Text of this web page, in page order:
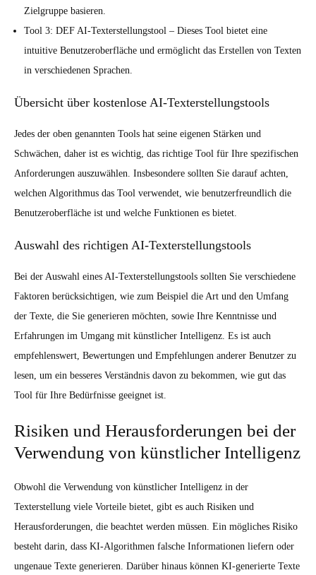
Zielgruppe basieren.
Tool 3: DEF AI-Texterstellungstool – Dieses Tool bietet eine
intuitive Benutzeroberfläche und ermöglicht das Erstellen von Texten
in verschiedenen Sprachen.
Übersicht über kostenlose AI-Texterstellungstools
Jedes der oben genannten Tools hat seine eigenen Stärken und
Schwächen, daher ist es wichtig, das richtige Tool für Ihre spezifischen
Anforderungen auszuwählen. Insbesondere sollten Sie darauf achten,
welchen Algorithmus das Tool verwendet, wie benutzerfreundlich die
Benutzeroberfläche ist und welche Funktionen es bietet.
Auswahl des richtigen AI-Texterstellungstools
Bei der Auswahl eines AI-Texterstellungstools sollten Sie verschiedene
Faktoren berücksichtigen, wie zum Beispiel die Art und den Umfang
der Texte, die Sie generieren möchten, sowie Ihre Kenntnisse und
Erfahrungen im Umgang mit künstlicher Intelligenz. Es ist auch
empfehlenswert, Bewertungen und Empfehlungen anderer Benutzer zu
lesen, um ein besseres Verständnis davon zu bekommen, wie gut das
Tool für Ihre Bedürfnisse geeignet ist.
Risiken und Herausforderungen bei der
Verwendung von künstlicher Intelligenz
Obwohl die Verwendung von künstlicher Intelligenz in der
Texterstellung viele Vorteile bietet, gibt es auch Risiken und
Herausforderungen, die beachtet werden müssen. Ein mögliches Risiko
besteht darin, dass KI-Algorithmen falsche Informationen liefern oder
ungenaue Texte generieren. Darüber hinaus können KI-generierte Texte